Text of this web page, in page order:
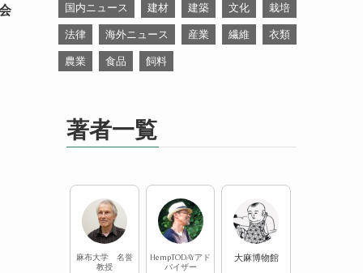
国内ニュース 建材 建築 文化 栽培
法律 海外ニュース 産業 繊維 衣類
農業 食品 飼料
著者一覧
麻布大学 名誉
教授
HempTODAYアド
バイザー
大麻博物館